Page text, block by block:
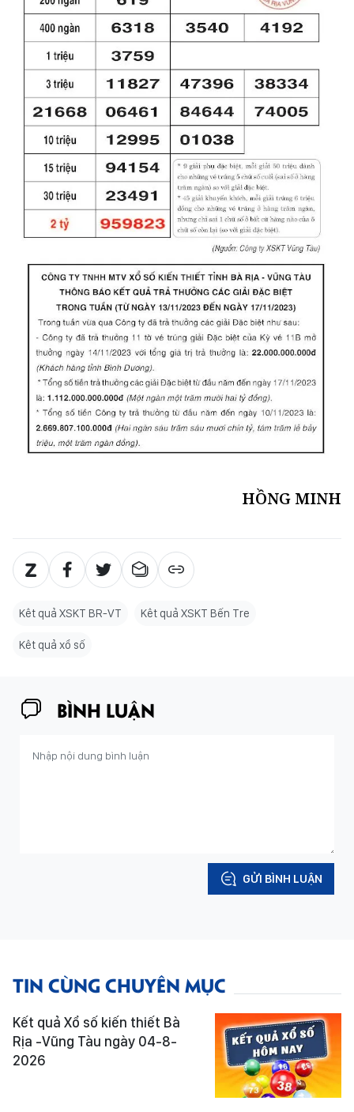
HỒNG MINH
Kêt quả XSKT BR-VT Kêt quả XSKT Bến Tre
Kêt quả xổ số
BÌNH LUẬN
GỬI BÌNH LUẬN
TIN CÙNG CHUYÊN MỤC
Kết quả Xổ số kiến thiết Bà
Rịa -Vũng Tàu ngày 04-8-
2026